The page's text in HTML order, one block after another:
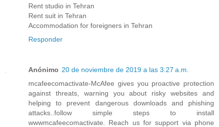
Rent studio in Tehran
Rent suit in Tehran
Accommodation for foreigners in Tehran
Responder
Anónimo 20 de noviembre de 2019 a las 3:27 a.m.
mcafeecomactivate-McAfee gives you proactive protection
against threats, warning you about risky websites and
helping to prevent dangerous downloads and phishing
attacks..follow simple steps to install
wwwmcafeecomactivate. Reach us for support via phone